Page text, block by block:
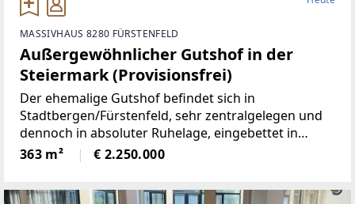
uschenschänken & Wanderwegen* 2 Terrassen mit
Fernsicht* Hochwertige Ausstattung & gepflegtes A
ort für 2 Fahrzeuge inkl.KFZ-
Elektroanschluß* 5G Netzabdeckung*
MASSIVHAUS 8280 FÜRSTENFELD
Außergewöhnlicher Gutshof in der
Steiermark (Provisionsfrei)
Der ehemalige Gutshof befindet sich in
Stadtbergen/Fürstenfeld, sehr zentralgelegen und
dennoch in absoluter Ruhelage, eingebettet in
wunderbare Natur.Die Liegenschaft bietet ein hohes
Maß an Privatsphäre, versprüht
363 m² € 2.250.000